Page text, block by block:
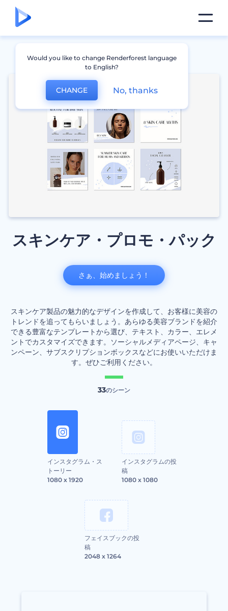
スキンケア・プロモ・パック
スキンケア製品の魅力的なデザインを作成して、お客様に美容の
トレンドを追ってもらいましょう。あらゆる美容ブランドを紹介
できる豊富なテンプレートから選び、テキスト、カラー、エレメ
ントでカスタマイズできます。ソーシャルメディアページ、キャ
ンペーン、サブスクリプションボックスなどにお使いいただけま
す。ぜひご利用ください。
33のシーン
インスタグラム・ス
トーリー
1080 x 1920
インスタグラムの投
稿
1080 x 1080
フェイスブックの投
稿
2048 x 1264
さぁ、始めましょう！
Would you like to change Renderforest language
to English?
CHANGE No, thanks